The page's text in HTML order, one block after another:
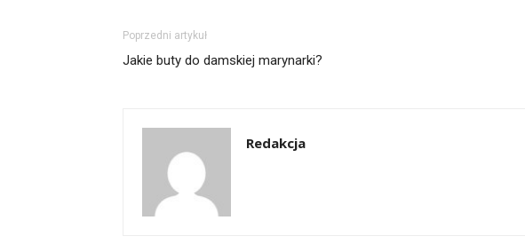
Poprzedni artykuł
Jakie buty do damskiej marynarki?
Redakcja